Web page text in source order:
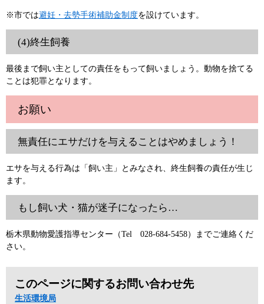
※市では避妊・去勢手術補助金制度を設けています。
(4)終生飼養
最後まで飼い主としての責任をもって飼いましょう。動物を捨てる
ことは犯罪となります。
お願い
無責任にエサだけを与えることはやめましょう！
エサを与える行為は「飼い主」とみなされ、終生飼養の責任が生じ
ます。
もし飼い犬・猫が迷子になったら…
栃木県動物愛護指導センター（Tel 028-684-5458）までご連絡くだ
さい。
このページに関するお問い合わせ先
生活環境局